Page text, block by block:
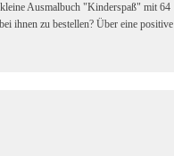
Ausmalbuch "Kinderspaß" mit 64
ihnen zu bestellen? Über eine positive